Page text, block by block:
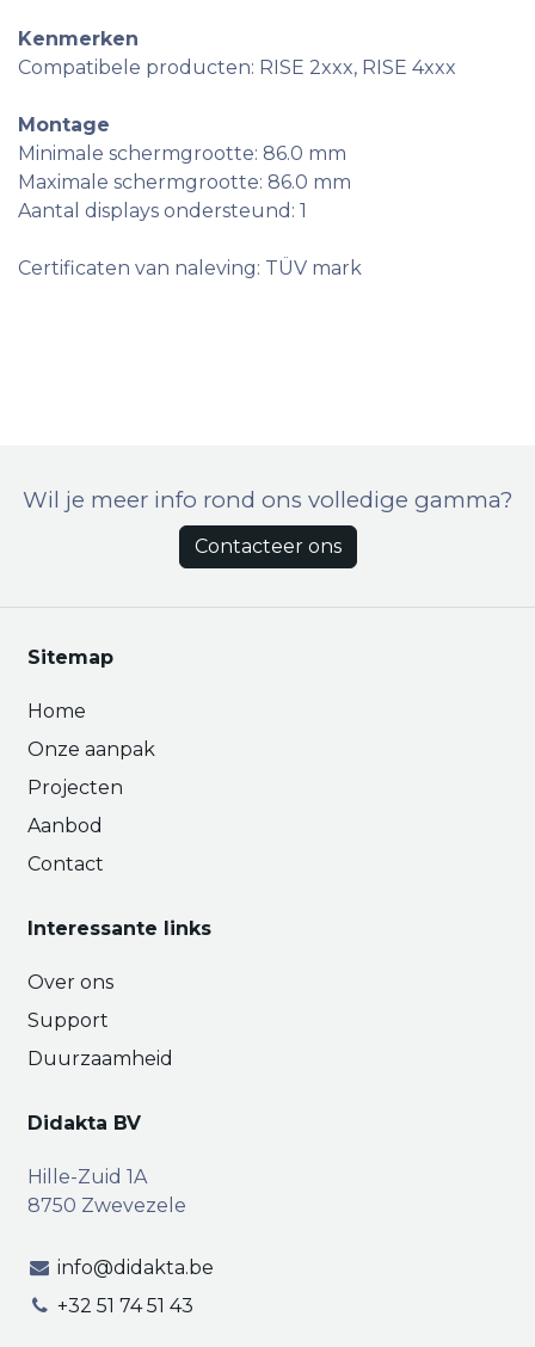
Kenmerken
Compatibele producten: RISE 2xxx, RISE 4xxx
Montage
Minimale schermgrootte: 86.0 mm
Maximale schermgrootte: 86.0 mm
Aantal displays ondersteund: 1
Certificaten van naleving: TÜV mark
Wil je meer info rond ons volledige gamma?
Contacteer ons
Sitemap
Home
Onze aanpak
Projecten
Aanbod
Contact
Interessante links
Over ons
Support
Duurzaamheid
Didakta BV
Hille-Zuid 1A
8750 Zwevezele
info@didakta.be
+32 51 74 51 43